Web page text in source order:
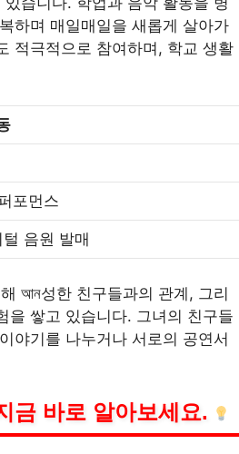
하며 매일매일을 새롭게 살아가
적극적으로 참여하며, 학교 생활
포먼스
음원 발매
আন성한 친구들과의 관계, 그리
을 쌓고 있습니다. 그녀의 친구들
야기를 나누거나 서로의 공연서
금 바로 알아보세요.